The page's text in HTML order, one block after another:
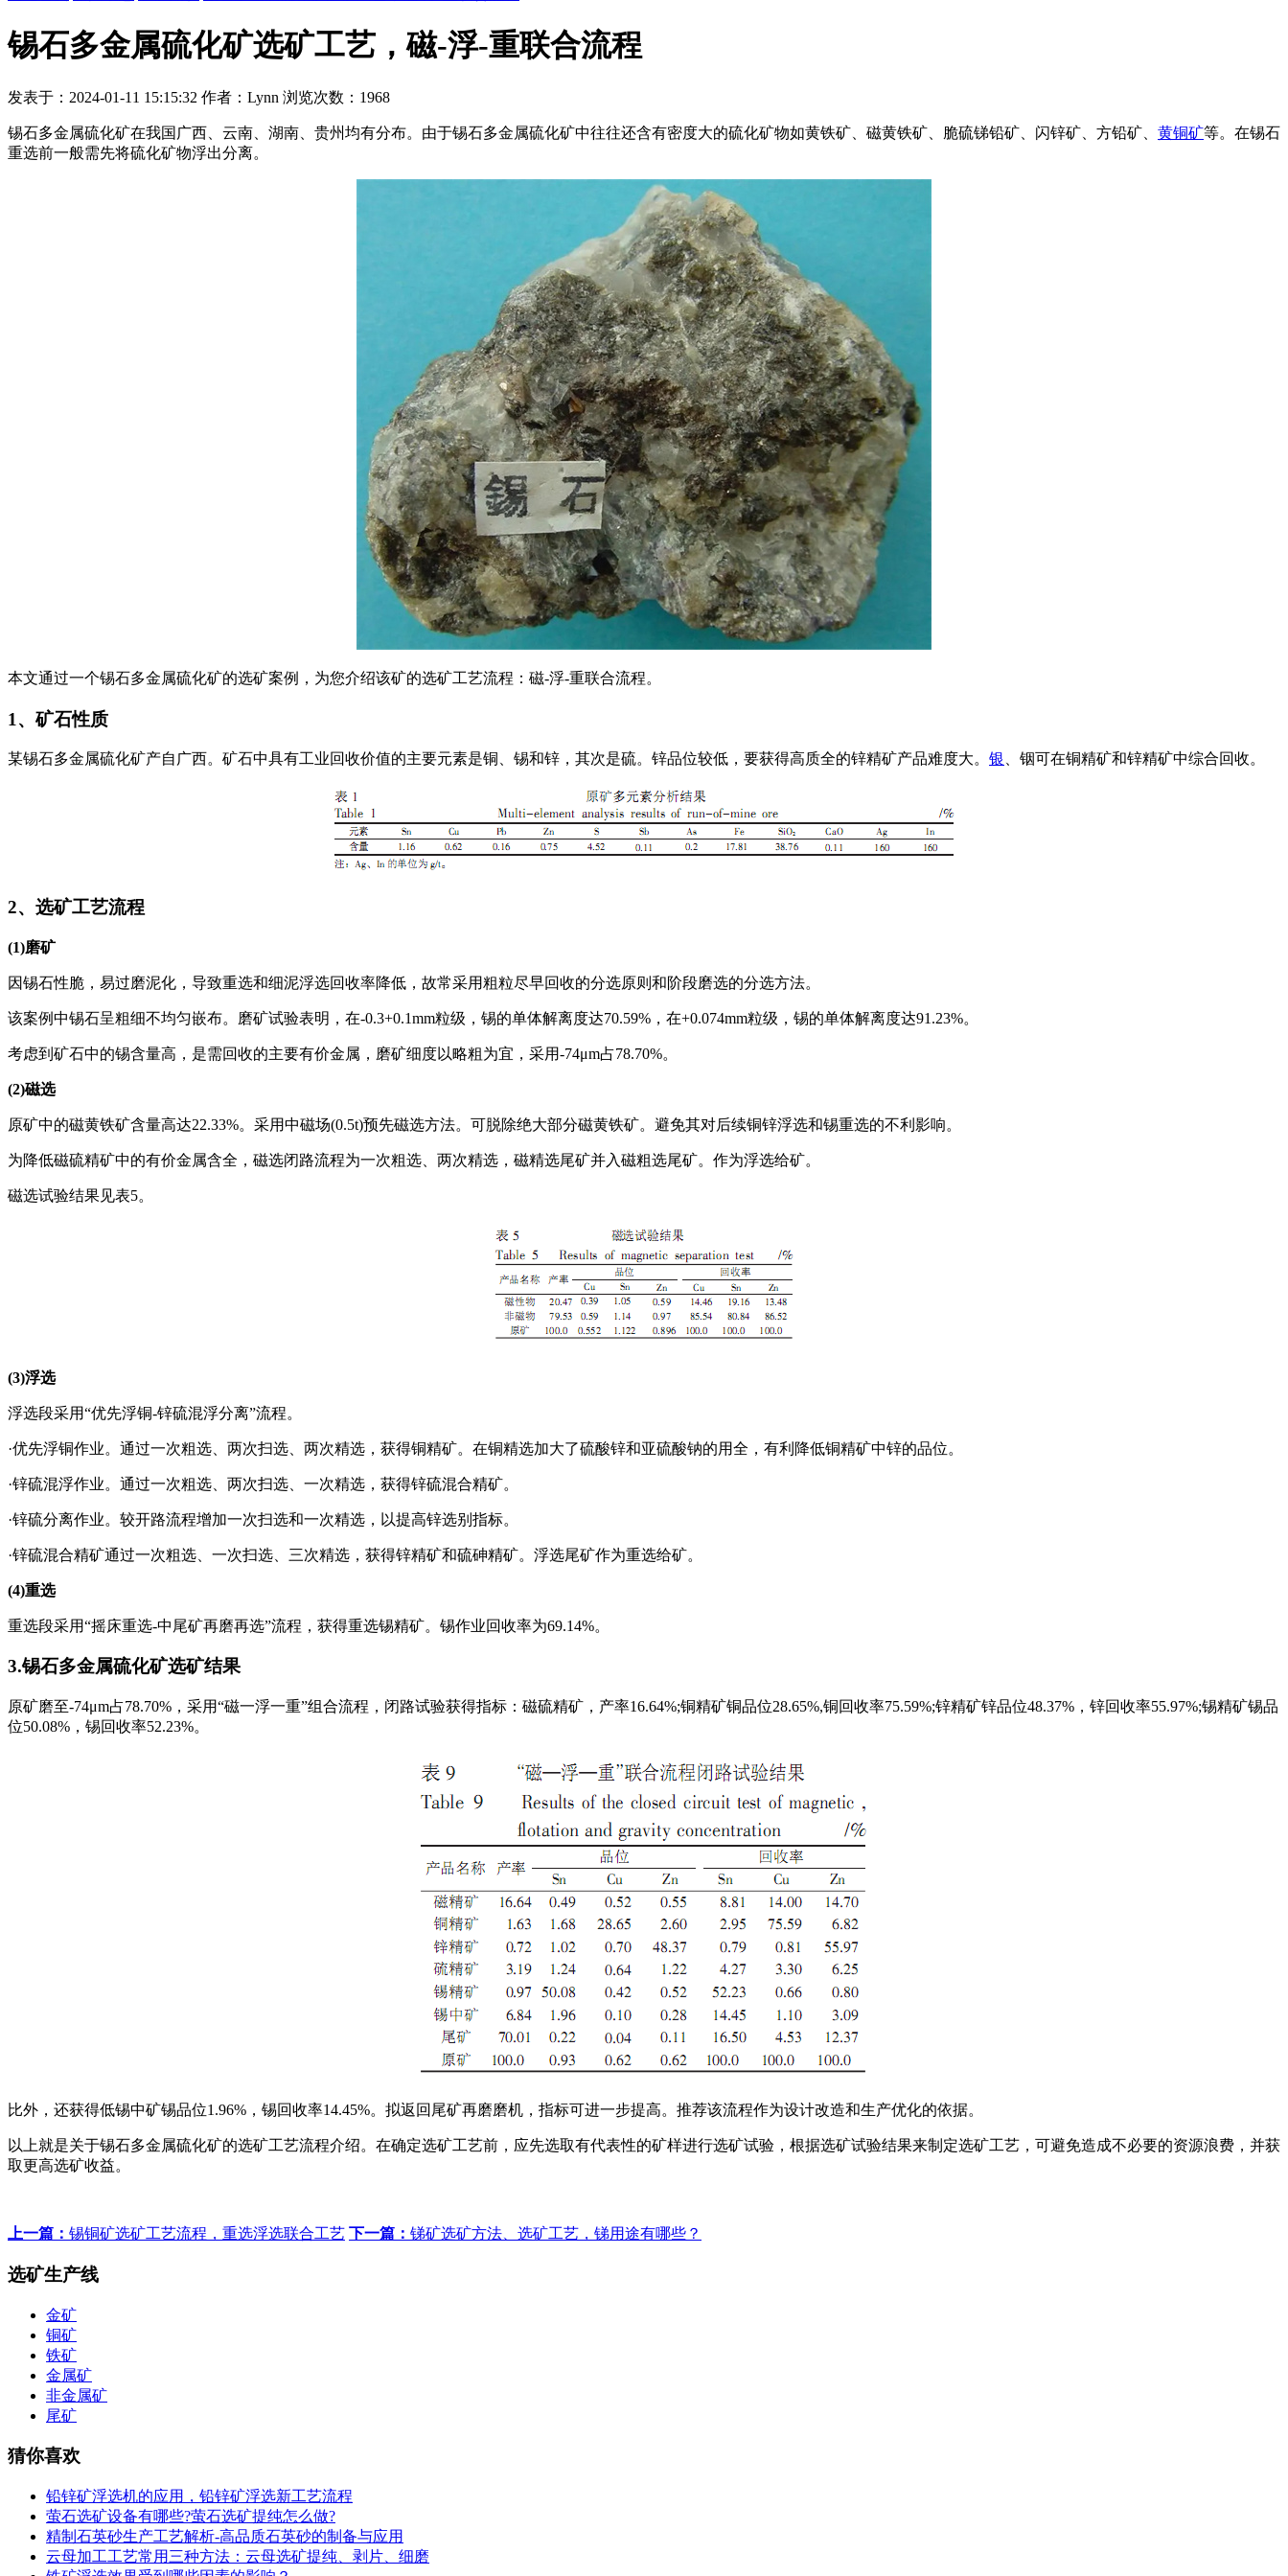
锡石多金属硫化矿选矿工艺，磁-浮-重联合流程
发表于：2024-01-11 15:15:32 作者：Lynn 浏览次数：1968
锡石多金属硫化矿在我国广西、云南、湖南、贵州均有分布。由于锡石多金属硫化矿中往往还含有密度大的硫化矿物如黄铁矿、磁黄铁矿、脆硫锑铅矿、闪锌矿、方铅矿、 黄铜矿等。在锡石
重选前一般需先将硫化矿物浮出分离。
本文通过一个锡石多金属硫化矿的选矿案例，为您介绍该矿的选矿工艺流程：磁-浮-重联合流程。
1、矿石性质
某锡石多金属硫化矿产自广西。矿石中具有工业回收价值的主要元素是铜、锡和锌，其次是硫。锌品位较低，要获得高质全的锌精矿产品难度大。 银 、铟可在铜精矿和锌精矿中综合回收。
2、选矿工艺流程
(1)磨矿
因锡石性脆，易过磨泥化，导致重选和细泥浮选回收率降低，故常采用粗粒尽早回收的分选原则和阶段磨选的分选方法。
该案例中锡石呈粗细不均匀嵌布。磨矿试验表明，在-0.3+0.1mm粒级，锡的单体解离度达70.59%，在+0.074mm粒级，锡的单体解离度达91.23%。
考虑到矿石中的锡含量高，是需回收的主要有价金属，磨矿细度以略粗为宜，采用-74μm占78.70%。
(2)磁选
原矿中的磁黄铁矿含量高达22.33%。采用中磁场(0.5t)预先磁选方法。可脱除绝大部分磁黄铁矿。避免其对后续铜锌浮选和锡重选的不利影响。
为降低磁硫精矿中的有价金属含全，磁选闭路流程为一次粗选、两次精选，磁精选尾矿并入磁粗选尾矿。作为浮选给矿。
磁选试验结果见表5。
(3)浮选
浮选段采用“优先浮铜-锌硫混浮分离”流程。
·优先浮铜作业。通过一次粗选、两次扫选、两次精选，获得铜精矿。在铜精选加大了硫酸锌和亚硫酸钠的用全，有利降低铜精矿中锌的品位。
·锌硫混浮作业。通过一次粗选、两次扫选、一次精选，获得锌硫混合精矿。
·锌硫分离作业。较开路流程增加一次扫选和一次精选，以提高锌选别指标。
·锌硫混合精矿通过一次粗选、一次扫选、三次精选，获得锌精矿和硫砷精矿。浮选尾矿作为重选给矿。
(4)重选
重选段采用“摇床重选-中尾矿再磨再选”流程，获得重选锡精矿。锡作业回收率为69.14%。
3.锡石多金属硫化矿选矿结果
原矿磨至-74μm占78.70%，采用“磁一浮一重”组合流程，闭路试验获得指标：磁硫精矿，产率16.64%;铜精矿铜品位28.65%,铜回收率75.59%;锌精矿锌品位48.37%，锌回收率55.97%;锡精矿锡品
位50.08%，锡回收率52.23%。
比外，还获得低锡中矿锡品位1.96%，锡回收率14.45%。拟返回尾矿再磨磨机，指标可进一步提高。推荐该流程作为设计改造和生产优化的依据。
以上就是关于锡石多金属硫化矿的选矿工艺流程介绍。在确定选矿工艺前，应先选取有代表性的矿样进行选矿试验，根据选矿试验结果来制定选矿工艺，可避免造成不必要的资源浪费，并获
取更高选矿收益。
上一篇： 锡铜矿选矿工艺流程，重选浮选联合工艺 下一篇： 锑矿选矿方法、选矿工艺，锑用途有哪些？
选矿生产线
金矿
铜矿
铁矿
金属矿
非金属矿
尾矿
猜你喜欢
铅锌矿浮选机的应用，铅锌矿浮选新工艺流程
萤石选矿设备有哪些?萤石选矿提纯怎么做?
精制石英砂生产工艺解析-高品质石英砂的制备与应用
云母加工工艺常用三种方法：云母选矿提纯、剥片、细磨